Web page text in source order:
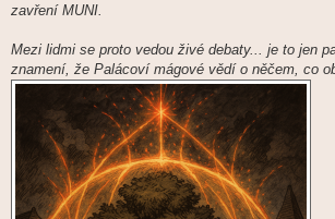
zavření MUNI.
Mezi lidmi se proto vedou živé debaty... je to jen
znamení, že Palácoví mágové vědí o něčem, co